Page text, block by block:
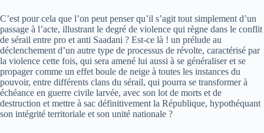
C’est pour cela que l’on peut penser qu’il s’agit tout simplement d’un
passage à l’acte, illustrant le degré de violence qui règne dans le conflit
de sérail entre pro et anti Saadani ? Est-ce là ! un prélude au
déclenchement d’un autre type de processus de révolte, caractérisé par
la violence cette fois, qui sera amené lui aussi à se généraliser et se
propager comme un effet boule de neige à toutes les instances du
pouvoir, entre différents clans du sérail, qui pourra se transformer à
échéance en guerre civile larvée, avec son lot de morts et de
destruction et mettre à sac définitivement la République, hypothéquant
son intégrité territoriale et son unité nationale ?